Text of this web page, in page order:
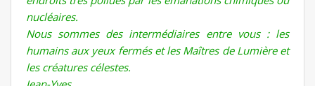
nucléaires.
Nous sommes des intermédiaires entre vous : les
humains aux yeux fermés et les Maîtres de Lumière et
les créatures célestes.